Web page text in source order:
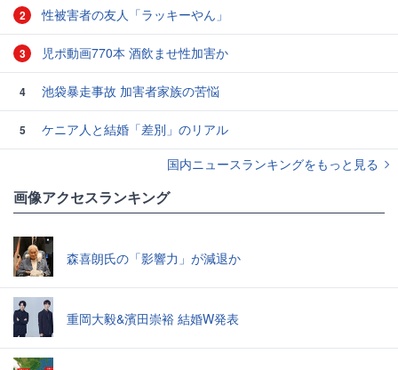
2 性被害者の友人「ラッキーやん」
3 児ポ動画770本 酒飲ませ性加害か
4 池袋暴走事故 加害者家族の苦悩
5
ケニア人と結婚「差別」のリアル
国内ニュースランキングをもっと見る
画像アクセスランキング
森喜朗氏の「影響力」が減退か
重岡大毅&濱田崇裕 結婚W発表